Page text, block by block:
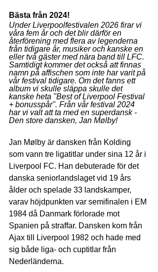
Bästa från 2024!
Under Liverpoolfestivalen 2026 firar vi
våra fem år och det blir därför en
återförening med flera av legenderna
från tidigare år, musiker och kanske en
eller två gäster med nära band till LFC.
Samtidigt kommer det också att finnas
namn på affischen som inte har varit på
vår festival tidigare. Om det fanns ett
album vi skulle släppa skulle det
kanske heta "Best of Liverpool Festival
+ bonusspår". Från vår festival 2024
har vi valt att ta med en superdansk -
Den store dansken, Jan Mølby!
Jan Mølby är dansken från Kolding
som vann tre ligatitlar under sina 12 år i
Liverpool FC. Han debuterade för det
danska seniorlandslaget vid 19 års
ålder och spelade 33 landskamper,
varav höjdpunkten var semifinalen i EM
1984 då Danmark förlorade mot
Spanien på straffar. Dansken kom från
Ajax till Liverpool 1982 och hade med
sig både liga- och cuptitlar från
Nederländerna.